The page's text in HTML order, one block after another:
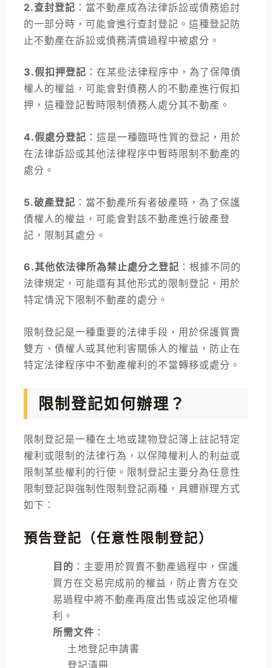
2.查封登記 ： 當不動產成為法律訴訟或債務追討
的一部分時，可能會進行查封登記。這種登記防
止不動產在訴訟或債務清償過程中被處分。
3.假扣押登記 ： 在某些法律程序中，為了保障債
權人的權益，可能會對債務人的不動產進行假扣
押，這種登記暫時限制債務人處分其不動產。
4.假處分登記 ： 這是一種臨時性質的登記，用於
在法律訴訟或其他法律程序中暫時限制不動產的
處分。
5.破產登記 ： 當不動產所有者破產時，為了保護
債權人的權益，可能會對該不動產進行破產登
記，限制其處分。
6.其他依法律所為禁止處分之登記 ： 根據不同的
法律規定，可能還有其他形式的限制登記，用於
特定情況下限制不動產的處分。
限制登記是一種重要的法律手段，用於保護買賣
雙方、債權人或其他利害關係人的權益，防止在
特定法律程序中不動產權利的不當轉移或處分。
限制登記如何辦理？
限制登記是一種在土地或建物登記簿上註記特定
權利或限制的法律行為，以保障權利人的利益或
限制某些權利的行使。限制登記主要分為任意性
限制登記與強制性限制登記兩種，具體辦理方式
如下：
預告登記（任意性限制登記）
目的 ：主要用於買賣不動產過程中，保護
買方在交易完成前的權益，防止賣方在交
易過程中將不動產再度出售或設定他項權
利。
所需文件 ：
土地登記申請書
登記清冊